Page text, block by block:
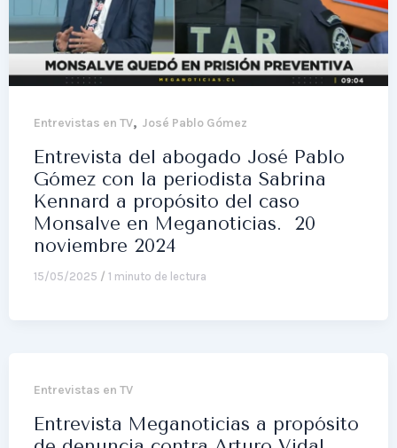
Entrevistas en TV, José Pablo Gómez
Entrevista del abogado José Pablo
Gómez con la periodista Sabrina
Kennard a propósito del caso
Monsalve en Meganoticias. 20
noviembre 2024
15/05/2025 / 1 minuto de lectura
Entrevistas en TV
Entrevista Meganoticias a propósito